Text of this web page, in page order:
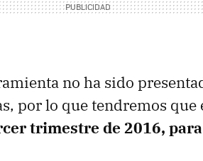
no ha sido
por lo que tendremos que
trimestre de 2016,